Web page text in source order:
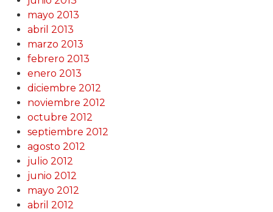
mayo 2013
abril 2013
marzo 2013
febrero 2013
enero 2013
diciembre 2012
noviembre 2012
octubre 2012
septiembre 2012
agosto 2012
julio 2012
junio 2012
mayo 2012
abril 2012